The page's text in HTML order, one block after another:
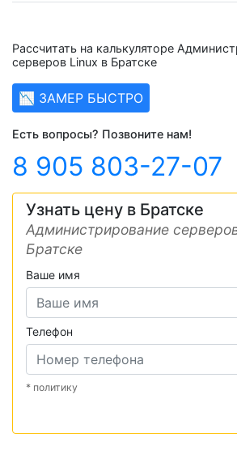
Рассчитать на калькуляторе
серверов Linux в Братске
📉 ЗАМЕР БЫСТРО
Есть вопросы? Позвоните нам!
8 905 803-27-07
Узнать цену в Братске
Администрирование
Братске
Ваше имя
Телефон
* политику